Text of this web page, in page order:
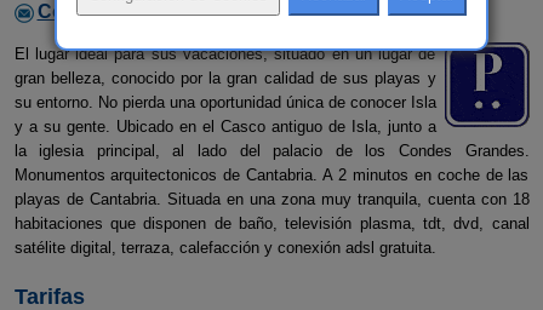
Contactar con el alojamiento
El lugar ideal para sus vacaciones, situado en un lugar de
gran belleza, conocido por la gran calidad de sus playas y
su entorno. No pierda una oportunidad única de conocer Isla
y a su gente. Ubicado en el Casco antiguo de Isla, junto a
la iglesia principal, al lado del palacio de los Condes Grandes.
Monumentos arquitectonicos de Cantabria. A 2 minutos en coche de las
playas de Cantabria. Situada en una zona muy tranquila, cuenta con 18
habitaciones que disponen de baño, televisión plasma, tdt, dvd, canal
satélite digital, terraza, calefacción y conexión adsl gratuita.
Tarifas